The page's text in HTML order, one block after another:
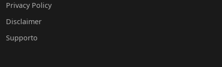
Privacy Policy
Disclaimer
Supporto